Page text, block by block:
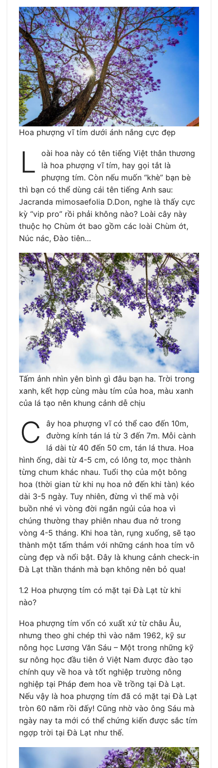
Hoa phượng vĩ tím dưới ánh nắng cực đẹp
L
oài hoa này có tên tiếng Việt thân thương
là hoa phượng vĩ tím, hay gọi tắt là
phượng tím. Còn nếu muốn “khè” bạn bè
thì bạn có thể dùng cái tên tiếng Anh sau:
Jacranda mimosaefolia D.Don, nghe là thấy cực
kỳ “vip pro” rồi phải không nào? Loài cây này
thuộc họ Chùm ớt bao gồm các loài Chùm ớt,
Núc nác, Đào tiên…
Tấm ảnh nhìn yên bình gì đâu bạn ha. Trời trong
xanh, kết hợp cùng màu tím của hoa, màu xanh
của lá tạo nên khung cảnh dễ chịu
C
ây hoa phượng vĩ có thể cao đến 10m,
đường kính tán lá từ 3 đến 7m. Mỗi cành
lá dài từ 40 đến 50 cm, tán lá thưa. Hoa
hình ống, dài từ 4-5 cm, có lông tơ, mọc thành
từng chum khác nhau. Tuổi thọ của một bông
hoa (thời gian từ khi nụ hoa nở đến khi tàn) kéo
dài 3-5 ngày. Tuy nhiên, đừng vì thế mà vội
buồn nhé vì vòng đời ngắn ngủi của hoa vì
chúng thường thay phiên nhau đua nở trong
vòng 4-5 tháng. Khi hoa tàn, rụng xuống, sẽ tạo
thành một tấm thảm với những cánh hoa tím vô
cùng đẹp và nổi bật. Đây là khung cảnh check-in
Đà Lạt thần thánh mà bạn không nên bỏ qua!
1.2 Hoa phượng tím có mặt tại Đà Lạt từ khi
nào?
Hoa phượng tím vốn có xuất xứ từ châu Âu,
nhưng theo ghi chép thì vào năm 1962, kỹ sư
nông học Lương Văn Sáu – Một trong những kỹ
sư nông học đầu tiên ở Việt Nam được đào tạo
chính quy về hoa và tốt nghiệp trường nông
nghiệp tại Pháp đem hoa về trồng tại Đà Lạt.
Nếu vậy là hoa phượng tím đã có mặt tại Đà Lạt
tròn 60 năm rồi đấy! Cũng nhờ vào ông Sáu mà
ngày nay ta mới có thể chứng kiến được sắc tím
ngợp trời tại Đà Lạt như thế.